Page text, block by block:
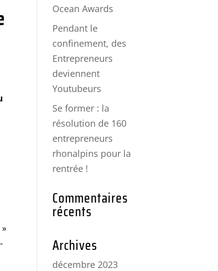
Ocean Awards
Pendant le
confinement, des
Entrepreneurs
deviennent
Youtubeurs
Se former : la
résolution de 160
entrepreneurs
rhonalpins pour la
rentrée !
Commentaires
récents
Archives
décembre 2023